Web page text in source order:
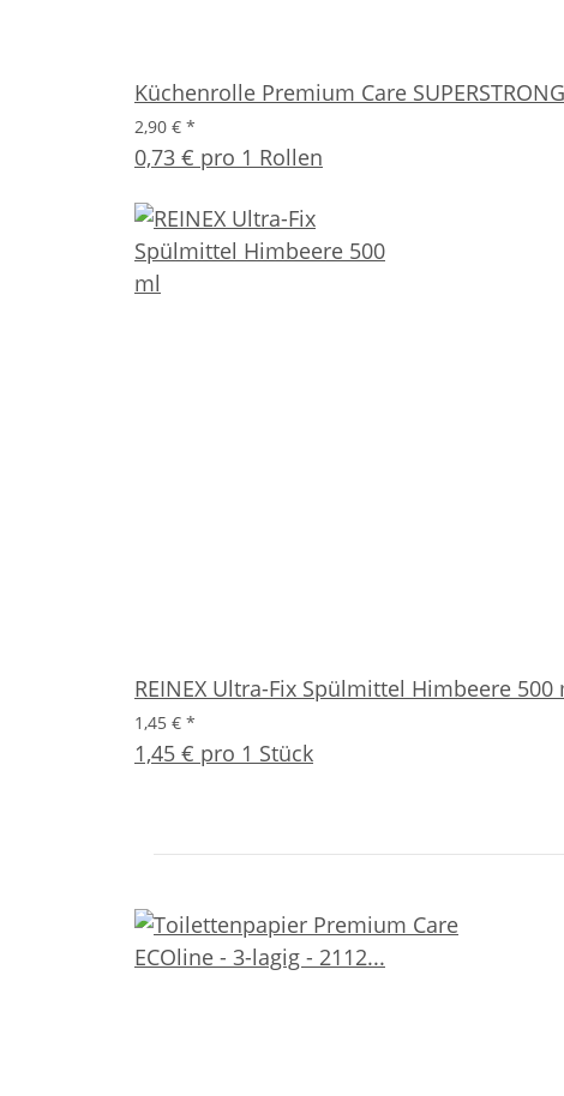
Küchenrolle Premium Care
2,90 € *
0,73 € pro 1 Rollen
REINEX Ultra-Fix Spülmittel Himbeere 500
1,45 € *
1,45 € pro 1 Stück